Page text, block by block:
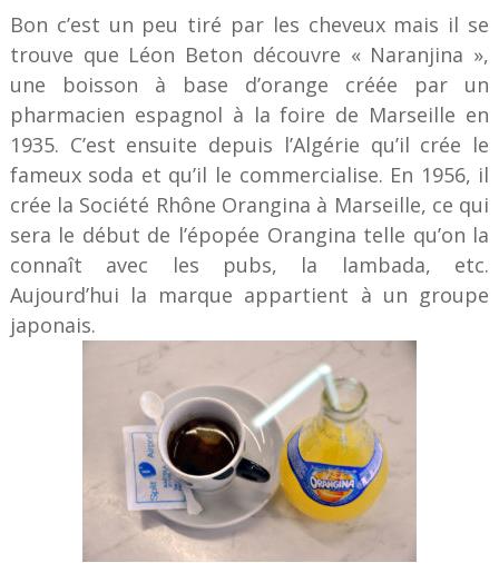
Bon c’est un peu tiré par les cheveux mais il se
trouve que Léon Beton découvre « Naranjina »,
une boisson à base d’orange créée par un
pharmacien espagnol à la foire de Marseille en
1935. C’est ensuite depuis l’Algérie qu’il crée le
fameux soda et qu’il le commercialise. En 1956, il
crée la Société Rhône Orangina à Marseille, ce qui
sera le début de l’épopée Orangina telle qu’on la
connaît avec les pubs, la lambada, etc.
Aujourd’hui la marque appartient à un groupe
japonais.